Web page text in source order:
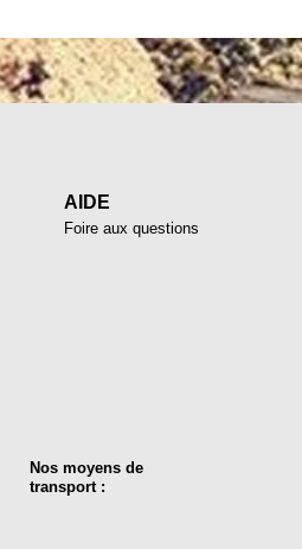
AIDE
Foire aux questions
Nos moyens de
transport :